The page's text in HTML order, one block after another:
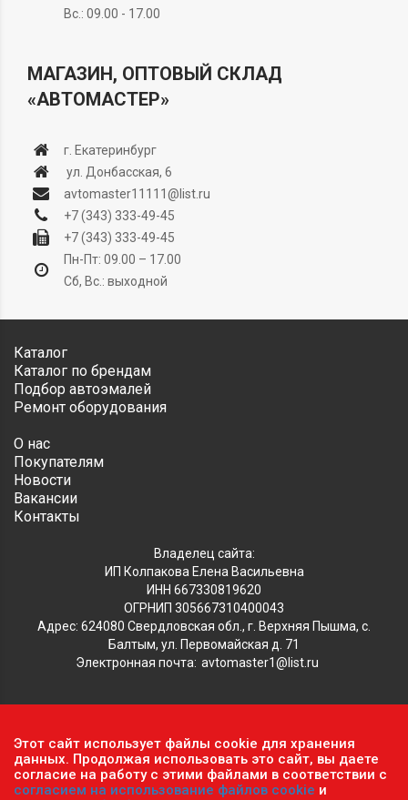
Вс.: 09.00 - 17.00
МАГАЗИН, ОПТОВЫЙ СКЛАД
«АВТОМАСТЕР»
г. Екатеринбург
ул. Донбасская, 6
avtomaster11111@list.ru
+7 (343) 333-49-45
+7 (343) 333-49-45
Пн-Пт: 09.00 – 17.00
Сб, Вс.: выходной
Каталог
Каталог по брендам
Подбор автоэмалей
Ремонт оборудования
О нас
Покупателям
Новости
Вакансии
Контакты
Владелец сайта:
ИП Колпакова Елена Васильевна
ИНН 667330819620
ОГРНИП 305667310400043
Адрес: 624080 Свердловская обл., г. Верхняя Пышма, с.
Балтым, ул. Первомайская д. 71
Электронная почта: avtomaster1@list.ru
Обратите внимание, что данный сайт носит исключительно
информационный характер и ни при каких условиях не
является публичной офертой, определяемой положениями ч.2
ст. 437 Гражданского кодекса РФ.Политика
Этот сайт использует файлы cookie для хранения
данных. Продолжая использовать это сайт, вы даете
согласие на работу с этими файлами в соответствии с
согласием на использование файлов cookie и